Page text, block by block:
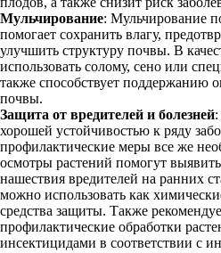
Мульчирование: Мульчирование
помогает сохранить влагу,
улучшить структуру почвы. В
использовать солому, сено или
также способствует поддержанию
почвы.
Защита от вредителей и болезней
хорошей устойчивостью к ряду
профилактические меры все же
осмотры растений помогут
нашествия вредителей на ранних
можно использовать как
средства защиты. Также
профилактические обработки
инсектицидами в соответствии с